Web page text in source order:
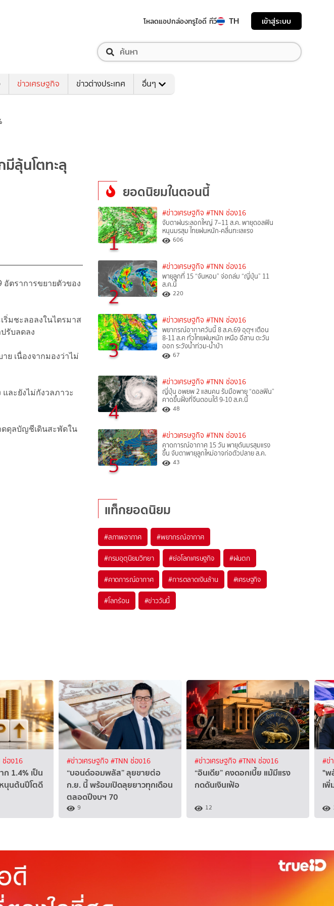
โหลดแอปกล่องทรูไอดี ทีวี TH เข้าสู่ระบบ
ข่าวเศรษฐกิจ ข่าวต่างประเทศ อื่นๆ
ลุ้นโตทะลุ
อัตราการขยายตัวของ
ริ่มชะลอลงในไตรมาส
รับลดลง
ย เนื่องจากมองว่าไม่
ละยังไม่กังวลภาวะ
ดดุลบัญชีเดินสะพัดใน
ยอดนิยมในตอนนี้
1
#ข่าวเศรษฐกิจ #TNN ช่อง16
จับตาฝนระลอกใหญ่ 7–11 ส.ค. พายุดอลฟิน
หนุนมรสุม ไทยฝนหนัก-คลื่นทะเลแรง
606
2
#ข่าวเศรษฐกิจ #TNN ช่อง16
พายุลูกที่ 15 “จันหอม” จ่อถล่ม “ญี่ปุ่น” 11
ส.ค.นี้
220
3
#ข่าวเศรษฐกิจ #TNN ช่อง16
พยากรณ์อากาศวันนี้ 8 ส.ค.69 อุตุฯ เตือน
8-11 ส.ค ทั่วไทยฝนหนัก เหนือ อีสาน ตะวัน
ออก ระวังน้ำท่วม-น้ำป่า
67
4
#ข่าวเศรษฐกิจ #TNN ช่อง16
ญี่ปุ่น อพยพ 2 แสนคน รับมือพายุ “ดอลฟิน”
คาดขึ้นฝั่งที่จีนตอนใต้ 9-10 ส.ค.นี้
48
5
#ข่าวเศรษฐกิจ #TNN ช่อง16
คาดการณ์อากาศ 15 วัน พายุดันมรสุมแรง
ขึ้น จับตาพายุลูกใหม่อาจก่อตัวปลาย ส.ค.
43
แท็กยอดนิยม
#สภาพอากาศ #พยากรณ์อากาศ
#กรมอุตุนิยมวิทยา #ย่อโลกเศรษฐกิจ #ฝนตก
#คาดการณ์อากาศ #การตลาดเงินล้าน #เศรษฐกิจ
#โลกร้อน #ข่าววันนี้
ช่อง16
ก 1.4% เป็น
นุนต้นปีโตดี
#ข่าวเศรษฐกิจ #TNN ช่อง16
“บอนด์ออมพลัส” ลุยขายต่อ
ก.ย. นี้ พร้อมเปิดลุยยาวทุกเดือน
ตลอดปีงบฯ 70
9
#ข่าวเศรษฐกิจ #TNN ช่อง16
“อินเดีย” คงดอกเบี้ย แม้มีแรง
กดดันเงินเฟ้อ
12
#ข่
"พ
เพิ่